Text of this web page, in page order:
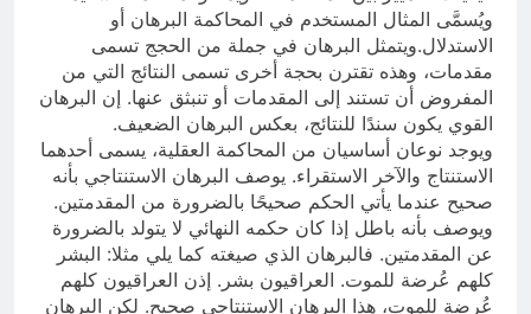
ويُسمَّى المثال المستخدم في المحاكمة البرهان أو
الاستدلال.ويتمثل البرهان في جملة من الحجج تسمى
مقدمات، وهذه تقترن بحجة أخرى تسمى النتائج التي من
المفروض أن تستند إلى المقدمات أو تنبثق عنها. إن البرهان
القوي يكون سندًا للنتائج، بعكس البرهان الضعيف.
ويوجد نوعان أساسيان من المحاكمة العقلية، يسمى أحدهما
الاستنتاج والآخر الاستقراء. يوصف البرهان الاستنتاجي بأنه
صحيح عندما يأتي الحكم صحيحًا بالضرورة من المقدمتين.
ويوصف بأنه باطل إذا كان حكمه النهائي لا يتولد بالضرورة
عن المقدمتين. فالبرهان الذي صيغته كما يلي مثلا: البشر
كلهم عُرضة للموت. العراقيون بشر. إذن العراقيون كلهم
عُرضة للموت، هذا البرهان الاستنتاجي صحيح. لكن البرهان